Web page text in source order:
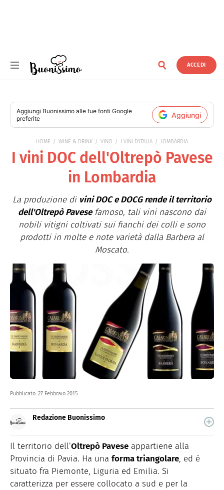
ACCEDI
Aggiungi Buonissimo alle tue fonti Google
preferite
Aggiungi
HOME WINE & DRINK VINO I VINI D'ITALIA LOMBARDIA
I vini DOC dell'Oltrepò Pavese
in Lombardia
La produzione di vini DOC e DOCG rende il territorio
dell'Oltrepò Pavesefamoso, tali vini nascono dai
nobili vitigni coltivati sui fianchi dei colli e sono
prodotti in molte e note varietà dalla Barbera al
Moscato.
Pubblicato: 27 Febbraio 2015
Redazione Buonissimo
quale trovi idee veloci, facili e spiegate passo passo.
Il territorio dell’Oltrepò Pavese appartiene alla
Provincia di Pavia. Ha una forma triangolare, ed è
situato fra Piemonte, Liguria ed Emilia. Si
caratterizza per essere collocato a sud e per la